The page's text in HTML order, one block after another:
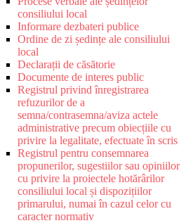
consiliului local
Informare dezbateri publice
Ordine de zi ședințe ale consiliului
local
Declarații de căsătorie
Documente de interes public
Registrul privind înregistrarea
refuzurilor de a
semna/contrasemna/aviza actele
administrative precum obiecțiile cu
privire la legalitate, efectuate în scris
Registrul pentru consemnarea
propunerilor, sugestiilor sau opiniilor
cu privire la proiectele hotărârilor
consiliului local și dispozițiilor
primarului, numai în cazul celor cu
caracter normativ